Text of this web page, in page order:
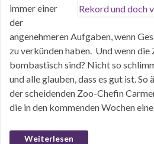
immer einer
der
angenehmeren Aufgaben, wenn
zu verkünden haben. Und wenn die
bombastisch sind? Nicht so
und alle glauben, dass es gut ist. So
der scheidenden Zoo-Chefin
die in den kommenden Wochen
Weiterlesen